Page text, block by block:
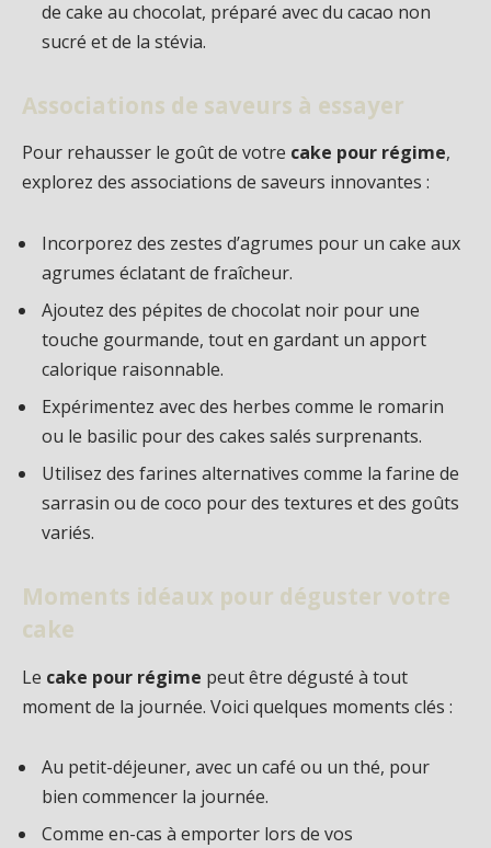
de cake au chocolat, préparé avec du cacao non
sucré et de la stévia.
Associations de saveurs à essayer
Pour rehausser le goût de votre cake pour régime,
explorez des associations de saveurs innovantes :
Incorporez des zestes d’agrumes pour un cake aux
agrumes éclatant de fraîcheur.
Ajoutez des pépites de chocolat noir pour une
touche gourmande, tout en gardant un apport
calorique raisonnable.
Expérimentez avec des herbes comme le romarin
ou le basilic pour des cakes salés surprenants.
Utilisez des farines alternatives comme la farine de
sarrasin ou de coco pour des textures et des goûts
variés.
Moments idéaux pour déguster votre
cake
Le cake pour régime peut être dégusté à tout
moment de la journée. Voici quelques moments clés :
Au petit-déjeuner, avec un café ou un thé, pour
bien commencer la journée.
Comme en-cas à emporter lors de vos